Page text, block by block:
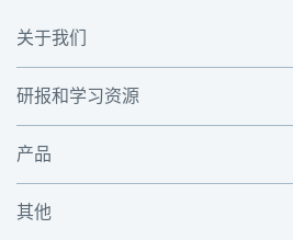
关于我们
研报和学习资源
产品
其他